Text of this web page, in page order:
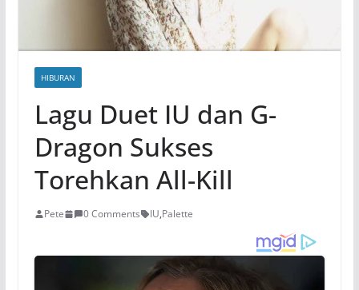
HIBURAN
Lagu Duet IU dan G-
Dragon Sukses
Torehkan All-Kill
Pete 0 Comments IU,Palette